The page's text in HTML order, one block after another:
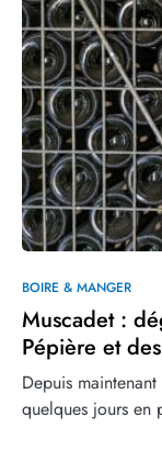
BOIRE & MANGER
Muscadet :
Pépière et
Depuis
quelques jours